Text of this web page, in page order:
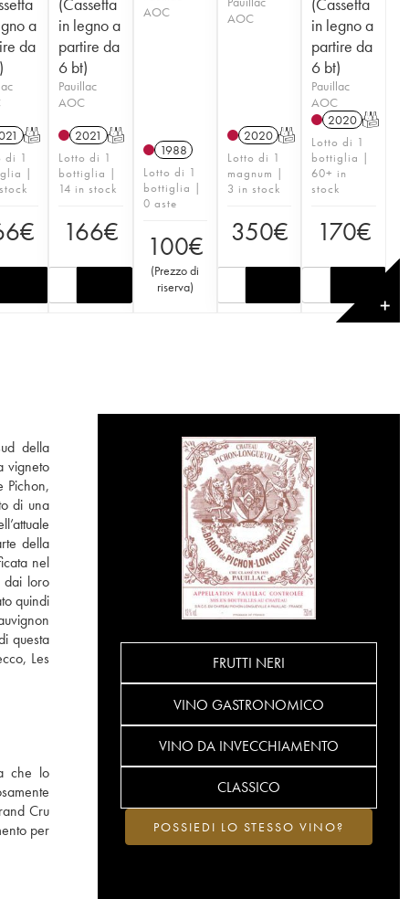
a
da
T
di 1
|
€
in legno a
partire da
6 bt)
Pauillac
AOC
2021 T
Lotto di 1
bottiglia |
14 in stock
166€
AOC
1988
Lotto di 1
bottiglia |
0 aste
100€
(Prezzo di
riserva)
AOC
2020 T
Lotto di 1
magnum |
3 in stock
350€
in legno a
partire da
6 bt)
Pauillac
AOC
2020 T
Lotto di 1
bottiglia |
60+ in
stock
170€
✕
della
vigneto
Pichon,
di una
della
nel
dai loro
quindi
questa
Les
che lo
Cru
per
FRUTTI NERI
VINO GASTRONOMICO
VINO DA INVECCHIAMENTO
CLASSICO
POSSIEDI LO STESSO VINO?